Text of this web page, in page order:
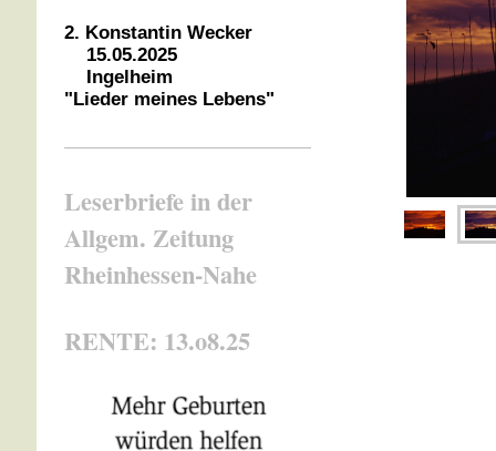
2. Konstantin Wecker
15.05.2025
Ingelheim
"Lieder meines Lebens"
Leserbriefe in der
Allgem. Zeitung
Rheinhessen-Nahe
RENTE: 13.o8.25